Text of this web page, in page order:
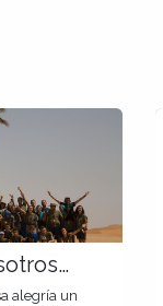
alegría un